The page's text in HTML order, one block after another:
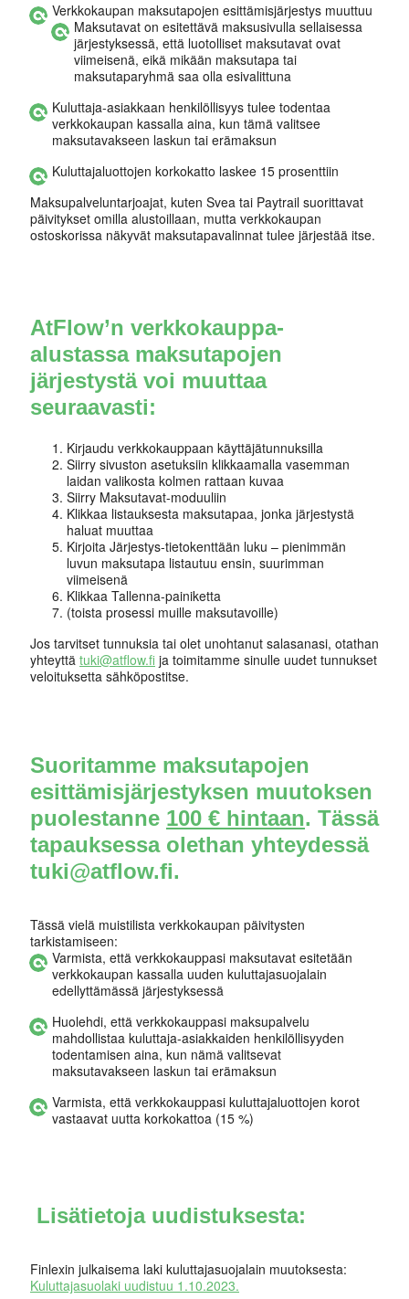
Verkkokaupan maksutapojen esittämisjärjestys muuttuu
Maksutavat on esitettävä maksusivulla sellaisessa
järjestyksessä, että luotolliset maksutavat ovat
viimeisenä, eikä mikään maksutapa tai
maksutaparyhmä saa olla esivalittuna
Kuluttaja-asiakkaan henkilöllisyys tulee todentaa
verkkokaupan kassalla aina, kun tämä valitsee
maksutavakseen laskun tai erämaksun
Kuluttajaluottojen korkokatto laskee 15 prosenttiin
Maksupalveluntarjoajat, kuten Svea tai Paytrail suorittavat
päivitykset omilla alustoillaan, mutta verkkokaupan
ostoskorissa näkyvät maksutapavalinnat tulee järjestää itse.
AtFlow’n verkkokauppa-
alustassa maksutapojen
järjestystä voi muuttaa
seuraavasti:
Kirjaudu verkkokauppaan käyttäjätunnuksilla
Siirry sivuston asetuksiin klikkaamalla vasemman
laidan valikosta kolmen rattaan kuvaa
Siirry Maksutavat-moduuliin
Klikkaa listauksesta maksutapaa, jonka järjestystä
haluat muuttaa
Kirjoita Järjestys-tietokenttään luku – pienimmän
luvun maksutapa listautuu ensin, suurimman
viimeisenä
Klikkaa Tallenna-painiketta
(toista prosessi muille maksutavoille)
Jos tarvitset tunnuksia tai olet unohtanut salasanasi, otathan
yhteyttä tuki@atflow.fi ja toimitamme sinulle uudet tunnukset
veloituksetta sähköpostitse.
Suoritamme maksutapojen
esittämisjärjestyksen muutoksen
puolestanne 100 € hintaan. Tässä
tapauksessa olethan yhteydessä
tuki@atflow.fi.
Tässä vielä muistilista verkkokaupan päivitysten
tarkistamiseen:
Varmista, että verkkokauppasi maksutavat esitetään
verkkokaupan kassalla uuden kuluttajasuojalain
edellyttämässä järjestyksessä
Huolehdi, että verkkokauppasi maksupalvelu
mahdollistaa kuluttaja-asiakkaiden henkilöllisyyden
todentamisen aina, kun nämä valitsevat
maksutavakseen laskun tai erämaksun
Varmista, että verkkokauppasi kuluttajaluottojen korot
vastaavat uutta korkokattoa (15 %)
Lisätietoja uudistuksesta:
Finlexin julkaisema laki kuluttajasuojalain muutoksesta:
Kuluttajasuolaki uudistuu 1.10.2023.